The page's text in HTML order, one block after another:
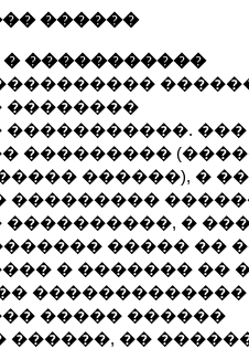
������
� �����������
��������
���������
������), �
���������
�
����� ��
� ������� ��
�������������
����� ������
������, ��